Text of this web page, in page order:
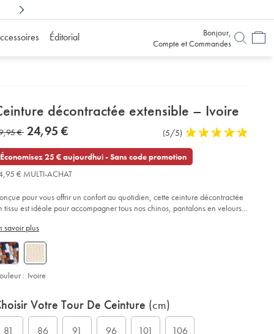
Éditorial
Bonjour,
Compte et Commandes
product:
décontractée extensible – Ivoire
www.charlestyrwhitt.com/fr/ceinture-
ACB0224VRY.html?
€ now
24,95
€
24,95 €
Commentaires
l’article
(5/5) 5
out
of
Économisez 25 € aujourdhui - Sans code promotion
€ MULTI-ACHAT
pour vous offrir un confort au quotidien, cette ceinture décontractée
tissu est idéale pour accompagner tous nos chinos, pantalons en velours
savoir plus
: Ivoire
Votre Tour De Ceinture (cm)
81 86 91 96 101 106